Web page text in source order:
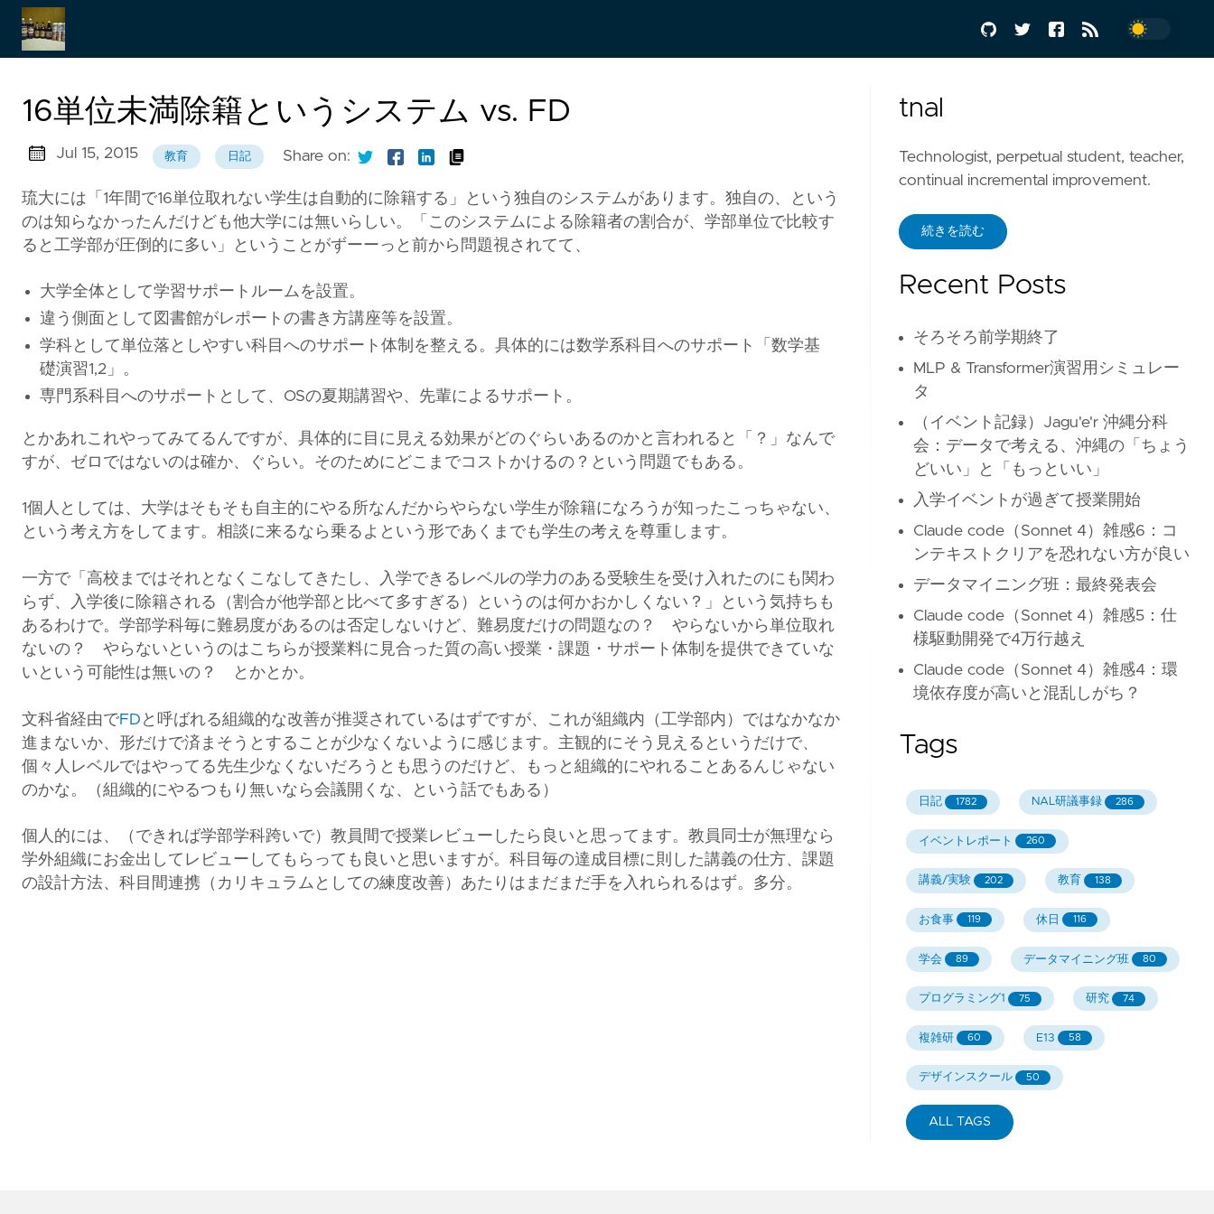
16単位未満除籍というシステム vs. FD
Jul 15, 2015 教育 日記 Share on:
琉大には「1年間で16単位取れない学生は自動的に除籍する」という独自のシステムがあります。独自の、という
のは知らなかったんだけども他大学には無いらしい。「 このシステムによる除籍者の割合が、学部単位で比較す
ると工学部が圧倒的に多い 」ということがずーーっと前から問題視されてて、
大学全体として学習サポートルームを設置。
違う側面として図書館がレポートの書き方講座等を設置。
学科として単位落としやすい科目へのサポート体制を整える。具体的には数学系科目へのサポート「数学基
礎演習1,2」。
専門系科目へのサポートとして、OSの夏期講習や、先輩によるサポート。
とかあれこれやってみてるんですが、具体的に目に見える効果がどのぐらいあるのかと言われると「？」なんで
すが、ゼロではないのは確か、ぐらい。そのためにどこまでコストかけるの？という問題でもある。
1個人としては、大学はそもそも自主的にやる所なんだからやらない学生が除籍になろうが知ったこっちゃない、
という考え方をしてます。相談に来るなら乗るよという形であくまでも学生の考えを尊重します。
一方で「 高校まではそれとなくこなしてきたし、入学できるレベルの学力のある受験生を受け入れたのにも関わ
らず、入学後に除籍される（割合が他学部と比べて多すぎる）というのは何かおかしくない？
」という気持ちも
あるわけで。学部学科毎に難易度があるのは否定しないけど、難易度だけの問題なの？ やらないから単位取れ
ないの？ やらないというのはこちらが授業料に見合った質の高い授業・課題・サポート体制を提供できていな
いという可能性は無いの？ とかとか。
文科省経由でFD と呼ばれる組織的な改善が推奨されているはずですが、これが組織内（工学部内）ではなかなか
進まないか、形だけで済まそうとすることが少なくないように感じます。主観的にそう見えるというだけで、
個々人レベルではやってる先生少なくないだろうとも思うのだけど、もっと組織的にやれることあるんじゃない
のかな。（組織的にやるつもり無いなら会議開くな、という話でもある）
個人的には、（できれば学部学科跨いで）教員間で授業レビューしたら良いと思ってます。教員同士が無理なら
学外組織にお金出してレビューしてもらっても良いと思いますが。科目毎の達成目標に則した講義の仕方、課題
の設計方法、科目間連携（カリキュラムとしての練度改善）あたりはまだまだ手を入れられるはず。多分。
tnal
Technologist, perpetual student, teacher,
continual incremental improvement.
続きを読む
Recent Posts
そろそろ前学期終了
MLP & Transformer演習用シミュレー
タ
（イベント記録）Jagu'e'r 沖縄分科
会：データで考える、沖縄の「ちょう
どいい」と「もっといい」
入学イベントが過ぎて授業開始
Claude code（Sonnet 4）雑感6：コ
ンテキストクリアを恐れない方が良い
データマイニング班：最終発表会
Claude code（Sonnet 4）雑感5：仕
様駆動開発で4万行越え
Claude code（Sonnet 4）雑感4：環
境依存度が高いと混乱しがち？
Tags
日記 1782 NAL研議事録 286
イベントレポート 260
講義/実験 202 教育 138
お食事 119 休日 116
学会 89 データマイニング班 80
プログラミング1 75 研究 74
複雑研 60 E13 58
デザインスクール 50
ALL TAGS